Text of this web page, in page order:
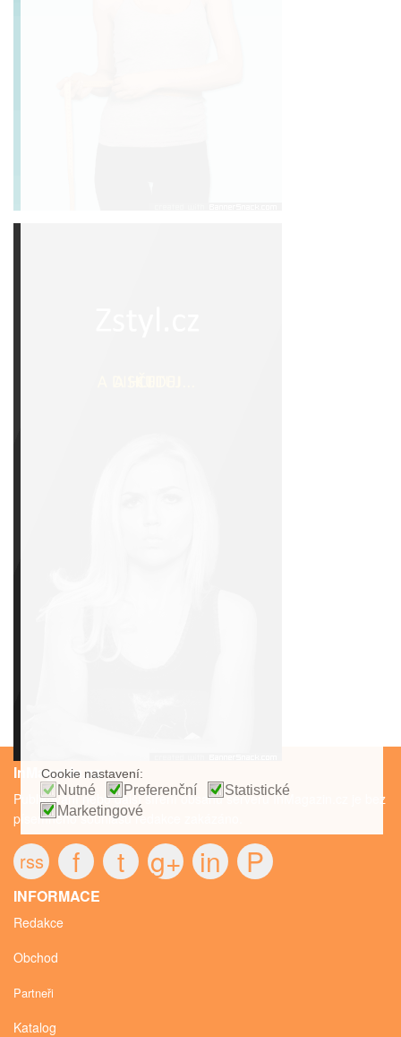
InMagazin.cz
Publikování nebo další šíření obsahu serveru InMagazin.cz je bez
písemného souhlasu redakce zakázáno.
rss f t g+ in P
INFORMACE
Redakce
Obchod
Partneři
Katalog
Cookie nastavení:
Nutné Preferenční
Statistické
Marketingové